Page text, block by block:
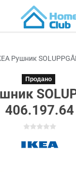
Рушник
Продано
406.197.64